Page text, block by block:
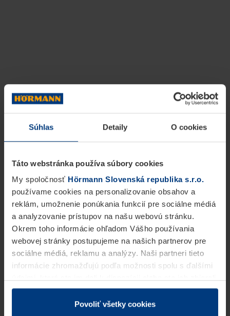
Súhlas Detaily O cookies
Táto webstránka používa súbory cookies
My spoločnosť Hörmann Slovenská republika s.r.o.
používame cookies na personalizovanie obsahov a
reklám, umožnenie ponúkania funkcií pre sociálne médiá
a analyzovanie prístupov na našu webovú stránku.
Okrem toho informácie ohľadom Vášho používania
webovej stránky postupujeme na našich partnerov pre
sociálne médiá, reklamu a analýzy. Naši partneri tieto
informácie zhromažďujú podľa možnosti spolu s ďalšími
v rámci Vášho využívania služieb.
Z právneho hľadiska môžeme cookies ukladať na Vašom
Povoliť všetky cookies